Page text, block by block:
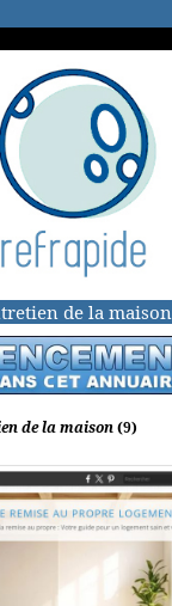
de la maison
de la maison(9)